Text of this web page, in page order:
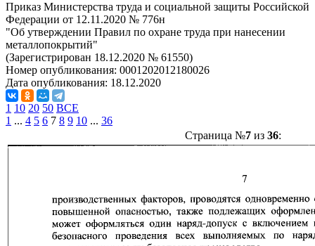
Приказ Министерства труда и социальной защиты Российской
Федерации от 12.11.2020 № 776н
"Об утверждении Правил по охране труда при нанесении
металлопокрытий"
(Зарегистрирован 18.12.2020 № 61550)
Номер опубликования: 0001202012180026
Дата опубликования: 18.12.2020
1 10 20 50 ВСЕ
1 ... 4 5 6 7 8 9 10 ... 36
Страница №7из 36: